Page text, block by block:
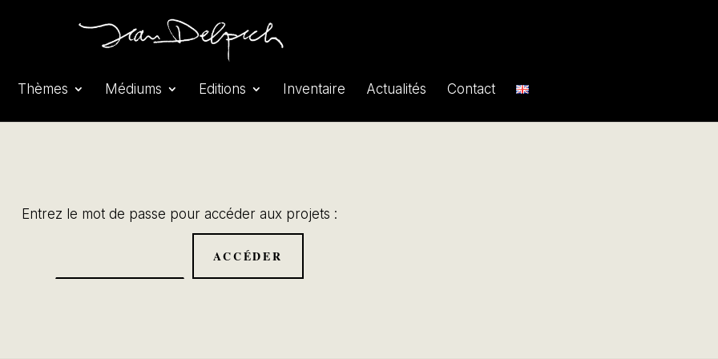
Thèmes Médiums Editions Inventaire Actualités Contact
Entrez le mot de passe pour accéder aux projets :